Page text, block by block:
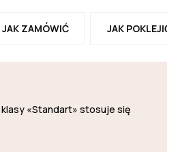
JAK ZAMÓWIĆ JAK POKLEJIĆ
«Standart» stosuje się